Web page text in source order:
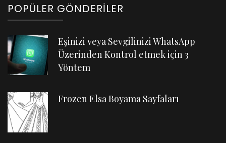
POPÜLER GÖNDERILER
Eşinizi veya Sevgilinizi WhatsApp
Üzerinden Kontrol etmek için 3
Yöntem
Frozen Elsa Boyama Sayfaları